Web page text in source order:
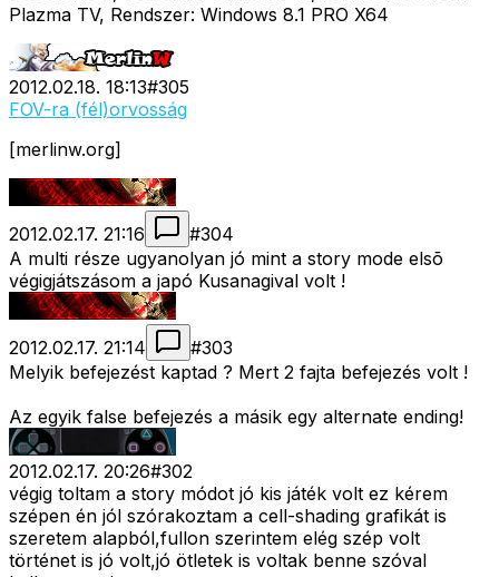
Plazma TV, Rendszer: Windows 8.1 PRO X64
2012.02.18. 18:13#305
FOV-ra (fél)orvosság
[merlinw.org]
2012.02.17. 21:16 #304
A multi része ugyanolyan jó mint a story mode elsõ
végigjátszásom a japó Kusanagival volt !
2012.02.17. 21:14 #303
Melyik befejezést kaptad ? Mert 2 fajta befejezés volt !
Az egyik false befejezés a másik egy alternate ending!
2012.02.17. 20:26#302
végig toltam a story módot jó kis játék volt ez kérem
szépen én jól szórakoztam a cell-shading grafikát is
szeretem alapból,fullon szerintem elég szép volt
történet is jó volt,jó ötletek is voltak benne szóval